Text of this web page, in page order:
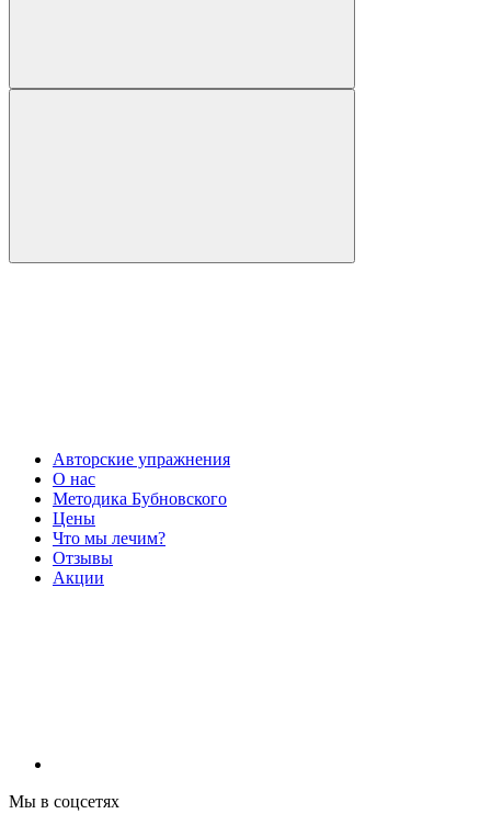
Авторские упражнения
О нас
Методика Бубновского
Цены
Что мы лечим?
Отзывы
Акции
Мы в соцсетях